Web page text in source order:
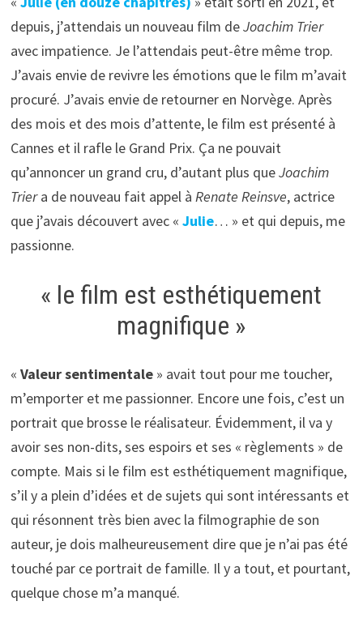
depuis, j’attendais un nouveau film deJoachim Trier
avec impatience. Je l’attendais peut-être même trop.
J’avais envie de revivre les émotions que le film m’avait
procuré. J’avais envie de retourner en Norvège. Après
des mois et des mois d’attente, le film est présenté à
Cannes et il rafle le Grand Prix. Ça ne pouvait
qu’annoncer un grand cru, d’autant plus queJoachim
Triera de nouveau fait appel à Renate Reinsve, actrice
que j’avais découvert avec « Julie… » et qui depuis, me
passionne.
« le film est esthétiquement
magnifique »
« Valeur sentimentale» avait tout pour me toucher,
m’emporter et me passionner. Encore une fois, c’est un
portrait que brosse le réalisateur. Évidemment, il va y
avoir ses non-dits, ses espoirs et ses « règlements » de
compte. Mais si le film est esthétiquement magnifique,
s’il y a plein d’idées et de sujets qui sont intéressants et
qui résonnent très bien avec la filmographie de son
auteur, je dois malheureusement dire que je n’ai pas été
touché par ce portrait de famille. Il y a tout, et pourtant,
quelque chose m’a manqué.